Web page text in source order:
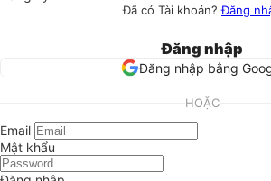
Đã có Tài khoản?Đăng
Đăng nhập
Đăng nhập bằng
HOẶC
Email
Mật khẩu